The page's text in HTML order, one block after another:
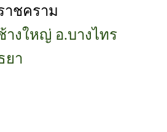
ชคราม
งใหญ่ อ.บางไทร
ยา